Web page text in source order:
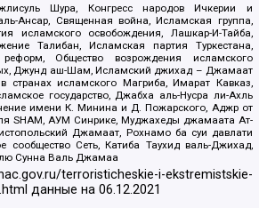
Шура, Конгресс народов Ичкерии и
Ансар, Священная война, Исламская группа,
исламского освобождения, Лашкар-И-Тайба,
Талибан, Исламская партия Туркестана,
Общество возрождения исламского
Джунд аш-Шам, Исламский джихад – Джамаат
странах исламского Магриба, Имарат Кавказ,
государство, Джабха аль-Нусра ли-Ахль
имени К. Минина и Д. Пожарского, Аджр от
SHAM, АУМ Синрике, Муджахеды джамаата Ат-
Джамаат, Рохнамо ба суи давлати
сообщество Сеть, Катиба Таухид валь-Джихад,
Сунна Валь Джамаа
terroristicheskie-i-ekstremistskie-
данные на06.12.2021